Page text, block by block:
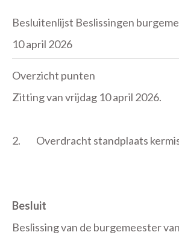
Besluitenlijst Beslissingen
10 april 2026
Overzicht punten
Zitting van vrijdag 10 april 2026.
2. Overdracht standplaats
Besluit
Beslissing van de burgemeester